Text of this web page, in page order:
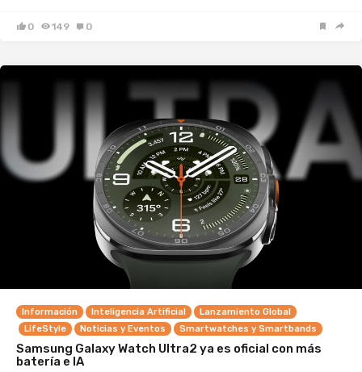
0 149 0
Información Inteligencia Artificial
Lanzamiento Global
LifeStyle
Noticias y Eventos Smartwatches y Smartbands
Samsung Galaxy Watch Ultra2 ya es oficial con más
batería e IA